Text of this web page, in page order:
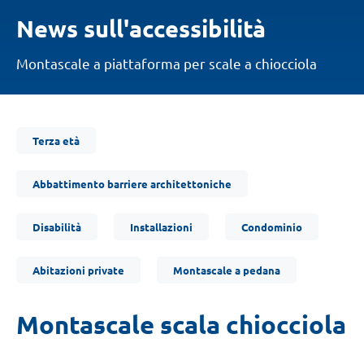
News sull'accessibilità
Montascale a piattaforma per scale a chiocciola
Terza età
Abbattimento barriere architettoniche
Disabilità Installazioni Condominio
Abitazioni private Montascale a pedana
Montascale scala chiocciola